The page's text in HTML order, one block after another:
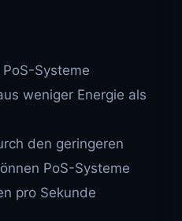
PoS-Systeme
weniger Energie als
den geringeren
PoS-Systeme
pro Sekunde